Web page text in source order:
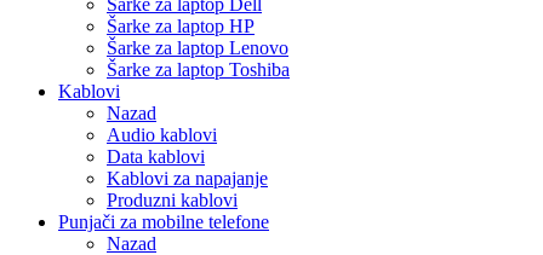
Šarke za laptop HP
Šarke za laptop Lenovo
Šarke za laptop Toshiba
Kablovi
Nazad
Audio kablovi
Data kablovi
Kablovi za napajanje
Produzni kablovi
Punjači za mobilne telefone
Nazad